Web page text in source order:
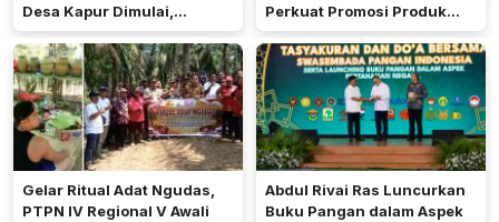
Desa Kapur Dimulai,
Pemkab Kubu Raya Siapkan
Akses Jalan
Perkuat Promosi Produk
Mitra Binaan Melalui Inovasi
Digital
Gelar Ritual Adat Ngudas,
PTPN IV Regional V Awali
Abdul Rivai Ras Luncurkan
Buku Pangan dalam Aspek